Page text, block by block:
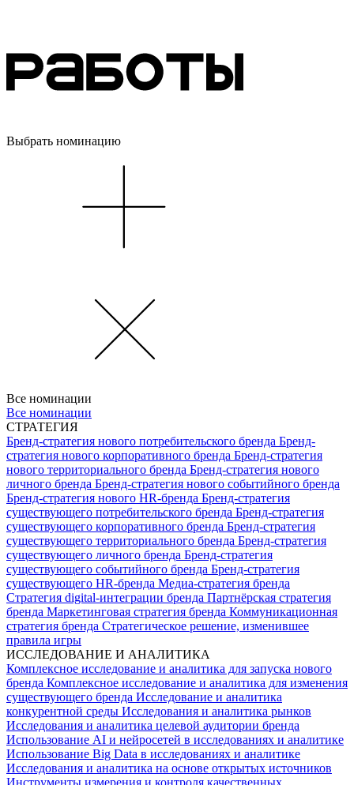
Выбрать номинацию
Все номинации
Все номинации
СТРАТЕГИЯ
Бренд-стратегия нового потребительского бренда Бренд-
стратегия нового корпоративного бренда Бренд-стратегия
нового территориального бренда Бренд-стратегия нового
личного бренда Бренд-стратегия нового событийного бренда
Бренд-стратегия нового HR-бренда Бренд-стратегия
существующего потребительского бренда Бренд-стратегия
существующего корпоративного бренда Бренд-стратегия
существующего территориального бренда Бренд-стратегия
существующего личного бренда Бренд-стратегия
существующего событийного бренда Бренд-стратегия
существующего HR-бренда Медиа-стратегия бренда
Стратегия digital-интеграции бренда Партнёрская стратегия
бренда Маркетинговая стратегия бренда Коммуникационная
стратегия бренда Стратегическое решение, изменившее
правила игры
ИССЛЕДОВАНИЕ И АНАЛИТИКА
Комплексное исследование и аналитика для запуска нового
бренда Комплексное исследование и аналитика для изменения
существующего бренда Исследование и аналитика
конкурентной среды Исследования и аналитика рынков
Исследования и аналитика целевой аудитории бренда
Использование AI и нейросетей в исследованиях и аналитике
Использование Big Data в исследованиях и аналитике
Исследования и аналитика на основе открытых источников
Инструменты измерения и контроля качественных